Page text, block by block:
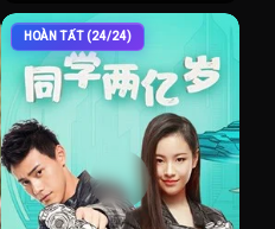
HOÀN TẤT (24/24)